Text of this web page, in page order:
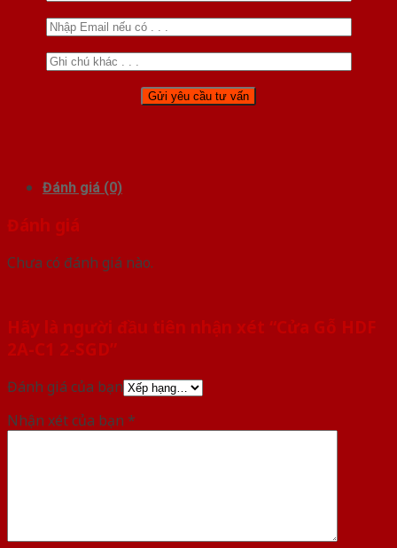
Đánh giá (0)
Đánh giá
Chưa có đánh giá nào.
Hãy là người đầu tiên nhận xét “Cửa Gỗ HDF
2A-C1 2-SGD”
Đánh giá của bạn
Nhận xét của bạn *